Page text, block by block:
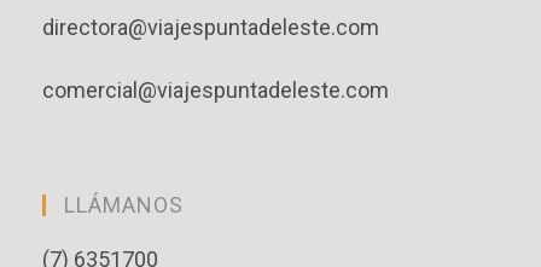
directora@viajespuntadeleste.com
comercial@viajespuntadeleste.com
LLÁMANOS
(7) 6351700